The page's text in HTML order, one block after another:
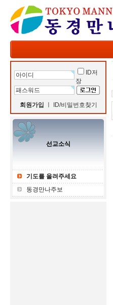
ID저
장
회원가입 ID/비밀번호찾기
선교소식
기도를 올려주세요
동경만나주보